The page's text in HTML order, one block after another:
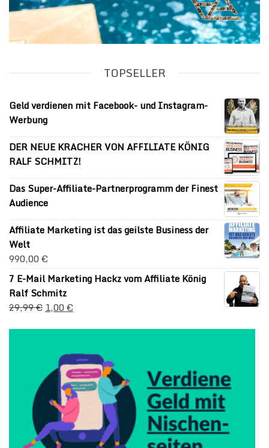
TOPSELLER
Geld verdienen mit Facebook- und Instagram-
Werbung
DER NEUE KRACHER VON AFFILIATE KÖNIG
RALF SCHMITZ!
Das Super-Affiliate-Partnerprogramm der Finest
Audience
Affiliate Marketing ist das geilste Business der
Welt
990,00 €
7 E-Mail Marketing Hackz vom Affiliate König
Ralf Schmitz
29,99€ 1,00 €